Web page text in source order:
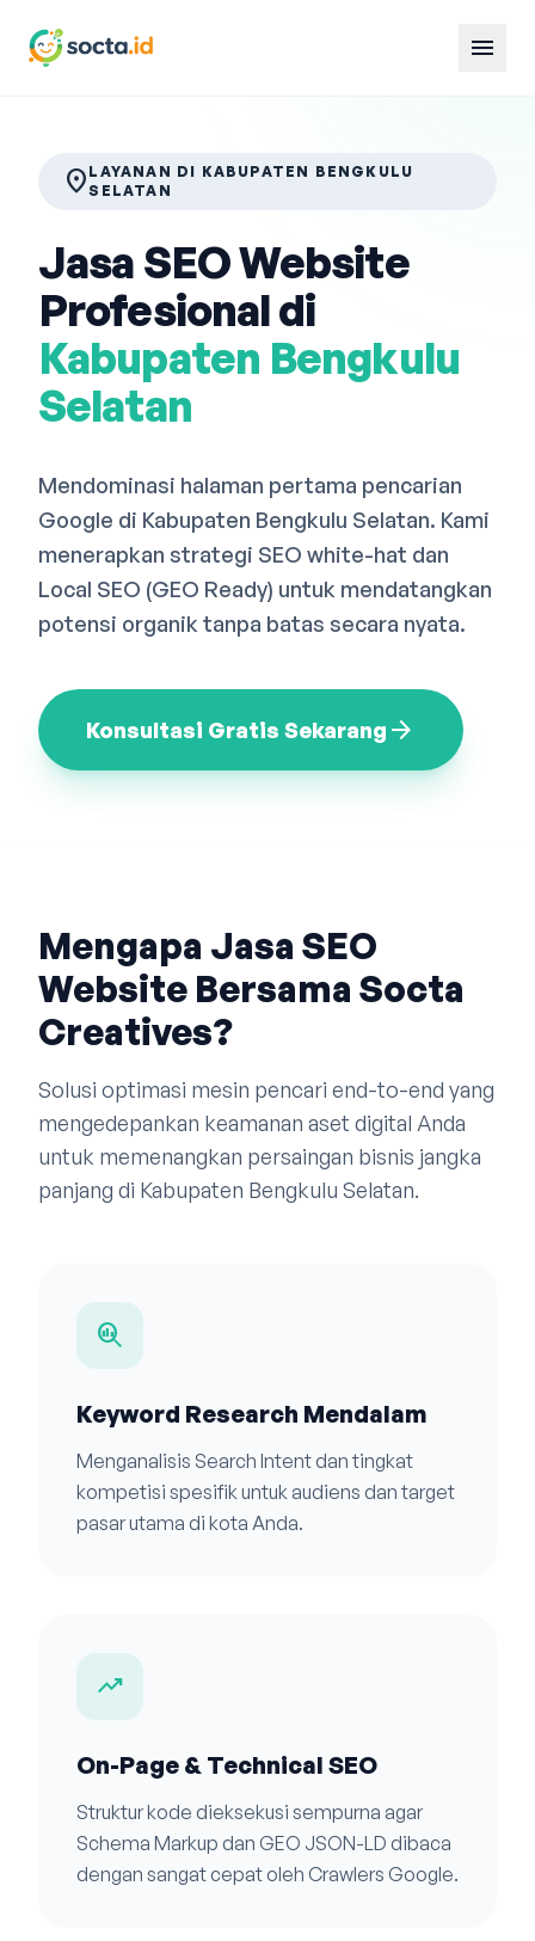
menu
Bahasa Indonesia English 中文
location_onLAYANAN DI KABUPATEN BENGKULU
SELATAN
Jasa SEO Website
Profesional di
Kabupaten Bengkulu
Selatan
Mendominasi halaman pertama pencarian
Google di Kabupaten Bengkulu Selatan. Kami
menerapkan strategi SEO white-hat dan
Local SEO (GEO Ready) untuk mendatangkan
potensi organik tanpa batas secara nyata.
Konsultasi Gratis Sekarang arrow_forward
Mengapa Jasa SEO
Website Bersama Socta
Creatives?
Solusi optimasi mesin pencari end-to-end yang
mengedepankan keamanan aset digital Anda
untuk memenangkan persaingan bisnis jangka
panjang di Kabupaten Bengkulu Selatan.
search_insights
Keyword Research Mendalam
Menganalisis Search Intent dan tingkat
kompetisi spesifik untuk audiens dan target
pasar utama di kota Anda.
trending_up
On-Page & Technical SEO
Struktur kode dieksekusi sempurna agar
Schema Markup dan GEO JSON-LD dibaca
dengan sangat cepat oleh Crawlers Google.